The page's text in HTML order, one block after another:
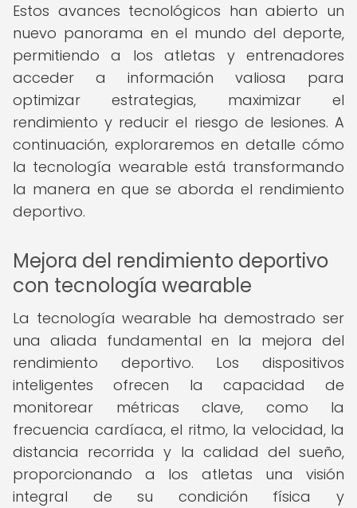
Estos avances tecnológicos han abierto un
nuevo panorama en el mundo del deporte,
permitiendo a los atletas y entrenadores
acceder a información valiosa para
optimizar estrategias, maximizar el
rendimiento y reducir el riesgo de lesiones. A
continuación, exploraremos en detalle cómo
la tecnología wearable está transformando
la manera en que se aborda el rendimiento
deportivo.
Mejora del rendimiento deportivo
con tecnología wearable
La tecnología wearable ha demostrado ser
una aliada fundamental en la mejora del
rendimiento deportivo. Los dispositivos
inteligentes ofrecen la capacidad de
monitorear métricas clave, como la
frecuencia cardíaca, el ritmo, la velocidad, la
distancia recorrida y la calidad del sueño,
proporcionando a los atletas una visión
integral de su condición física y